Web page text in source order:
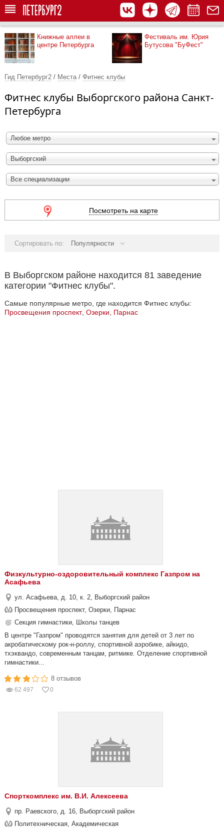
Книжные аллеи в
центре Петербурга
Фестиваль им. Юрия
Бутусова "БуФест"
Гид Петербург2 / Места / Фитнес клубы
Фитнес клубы Выборгского района Санкт-
Петербурга
Любое метро
Выборгский
Все специализации
Посмотреть на карте
Сортировать по: Популярности
В Выборгском районе находится 81 заведение
категории "Фитнес клубы".
Самые популярные метро, где находится Фитнес клубы:
Просвещения проспект, Озерки Парнас
Физкультурно-оздоровительный комплекс Газпром на
Асафьева
ул. Асафьева, д. 10, к. 2, Выборгский район
Просвещения проспект, Озерки, Парнас
Секция гимнастики, Школы танцев
В центре "Газпром" проводятся занятия для детей от 3 лет по
акробатическому рок-н-роллу, спортивной аэробике, айкидо,
тхэквандо, современным танцам, ритмике. Отделение спортивной
гимнастики...
8 отзывов
62 497 0
Спорткомплекс им. В.И. Алексеева
пр. Раевского, д. 16, Выборгский район
Политехническая, Академическая